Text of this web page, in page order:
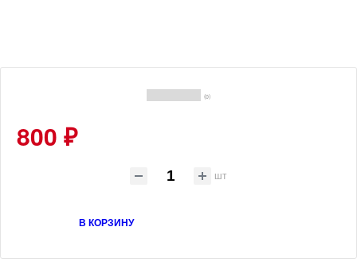
(0)
800 ₽
шт
В КОРЗИНУ